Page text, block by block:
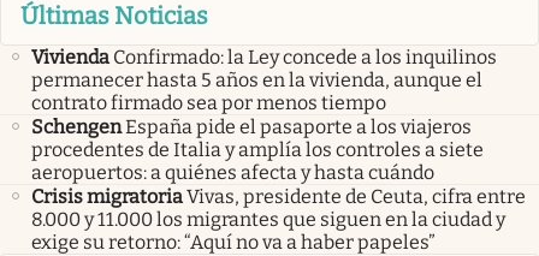
Últimas Noticias
Vivienda Confirmado: la Ley concede a los inquilinos
permanecer hasta 5 años en la vivienda, aunque el
contrato firmado sea por menos tiempo
SchengenEspaña pide el pasaporte a los viajeros
procedentes de Italia y amplía los controles a siete
aeropuertos: a quiénes afecta y hasta cuándo
Crisis migratoriaVivas, presidente de Ceuta, cifra entre
8.000 y 11.000 los migrantes que siguen en la ciudad y
exige su retorno: “Aquí no va a haber papeles”